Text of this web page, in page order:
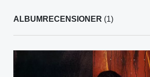
ALBUMRECENSIONER (1)